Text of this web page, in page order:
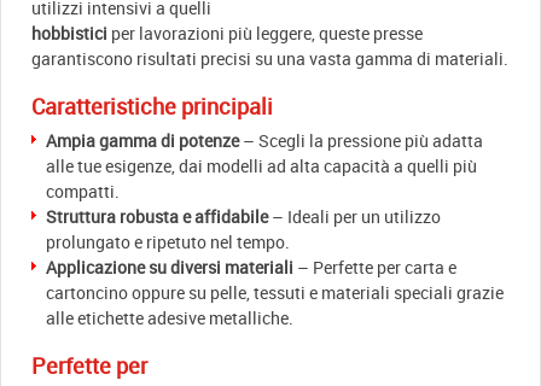
utilizzi intensivi a quelli
hobbistici per lavorazioni più leggere, queste presse
garantiscono risultati precisi su una vasta gamma di materiali.
Caratteristiche principali
Ampia gamma di potenze– Scegli la pressione più adatta
alle tue esigenze, dai modelli ad alta capacità a quelli più
compatti.
Struttura robusta e affidabile– Ideali per un utilizzo
prolungato e ripetuto nel tempo.
Applicazione su diversi materiali – Perfette per carta e
cartoncino oppure su pelle, tessuti e materiali speciali grazie
alle etichette adesive metalliche.
Perfette per